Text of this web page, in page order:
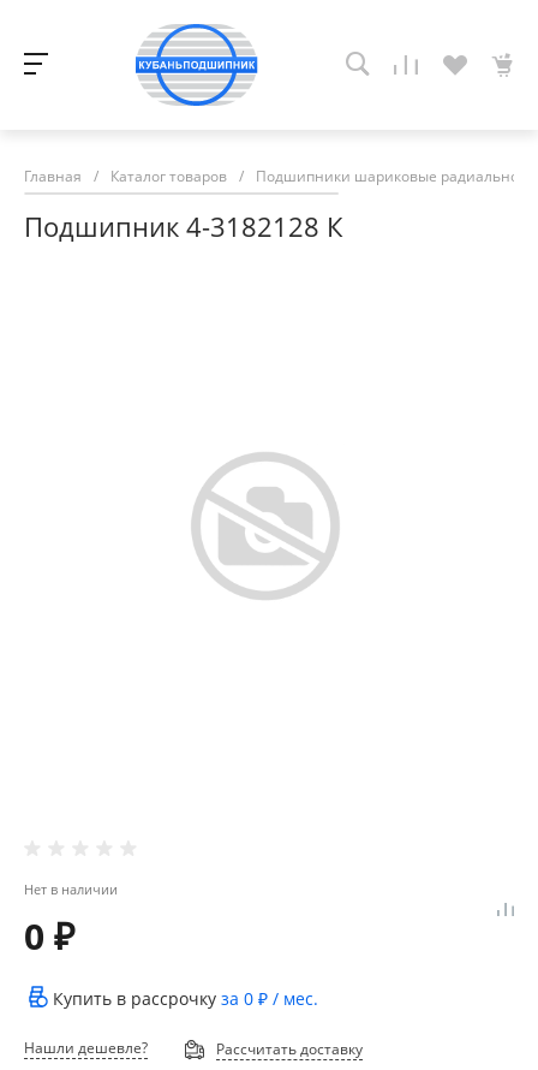
Главная / Каталог товаров / Подшипники шариковые радиально-
Подшипник 4-3182128 К
Нет в наличии
0 ₽
Купить в рассрочку за 0 ₽ / мес.
Нашли дешевле? Рассчитать доставку